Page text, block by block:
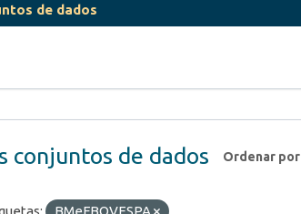
de dados
Ordenar por
conjuntos de dados
BMeFBOVESPA